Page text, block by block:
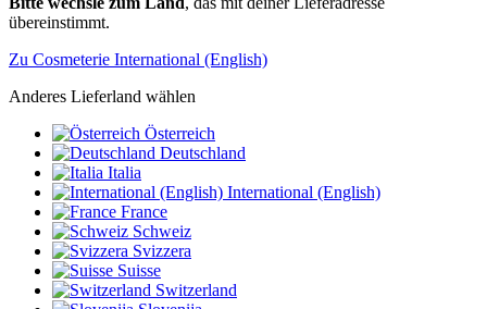
übereinstimmt.
Zu Cosmeterie International (English)
Anderes Lieferland wählen
Österreich
Deutschland
Italia
International (English)
France
Schweiz
Svizzera
Suisse
Switzerland